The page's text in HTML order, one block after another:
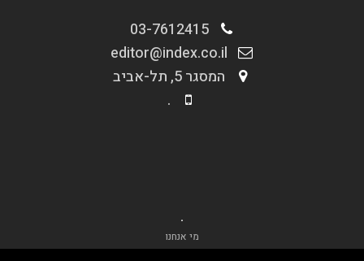
03-7612415
המסגר 5, תל-אביב
.
.
מי אנחנו